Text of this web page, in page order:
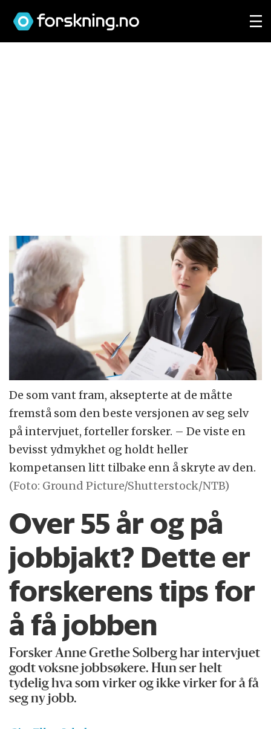
De som vant fram, aksepterte at de måtte
fremstå som den beste versjonen av seg selv
på intervjuet, forteller forsker. – De viste en
bevisst ydmykhet og holdt heller
kompetansen litt tilbake enn å skryte av den.
(Foto: Ground Picture/Shutterstock/NTB)
Over 55 år og på
jobbjakt? Dette er
forskerens tips for
å få jobben
Forsker Anne Grethe Solberg har intervjuet
godt voksne jobbsøkere. Hun ser helt
tydelig hva som virker og ikke virker for å få
seg ny jobb.